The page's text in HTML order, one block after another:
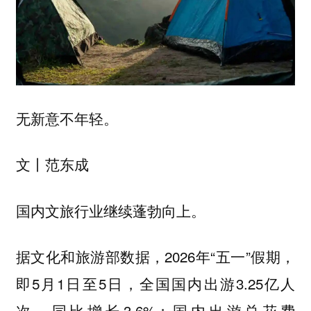
无新意不年轻。
文丨范东成
国内文旅行业继续蓬勃向上。
据文化和旅游部数据，2026年“五一”假期，
即5月1日至5日，全国国内出游3.25亿人